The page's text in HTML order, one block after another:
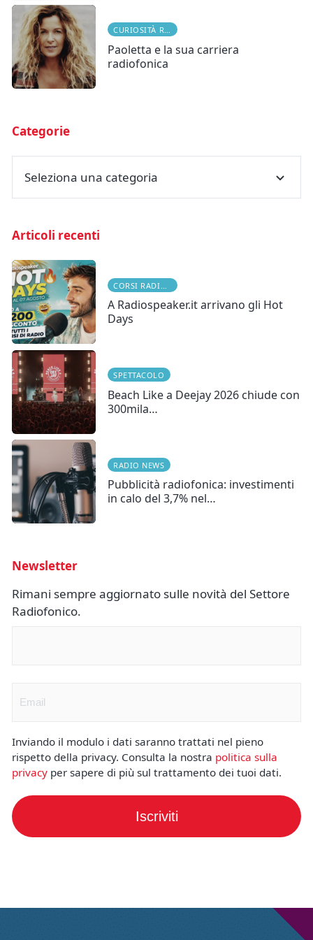
CURIOSITÀ RADIOFONICHE
Paoletta e la sua carriera
radiofonica
Categorie
Seleziona una categoria
Articoli recenti
A Radiospeaker.it arrivano gli Hot
Days
SPETTACOLO
Beach Like a Deejay 2026 chiude con
300mila…
RADIO NEWS
Pubblicità radiofonica: investimenti
in calo del 3,7% nel…
Newsletter
Rimani sempre aggiornato sulle novità del Settore
Radiofonico.
(Obbligatorio)
Inviando il modulo i dati saranno trattati nel pieno
rispetto della privacy. Consulta la nostra politica sulla
privacy per sapere di più sul trattamento dei tuoi dati.